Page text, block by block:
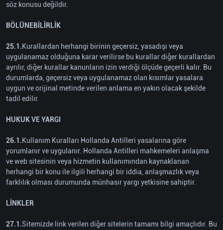
söz konusu değildir.
BÖLÜNEBİLİRLİK
25.1.Kurallardan herhangi birinin geçersiz, yasadışı veya
uygulanamaz olduğuna karar verilirse bu kurallar diğer kurallardan
ayrılır, diğer kurallar kanunların izin verdiği ölçüde geçerli kalır. Bu
durumlarda, geçersiz veya uygulanamaz olan kısımlar yasalara
uygun ve orijinal metinde verilen anlama en yakın olacak şekilde
tadil edilir.
HUKUK VE YARGI
26.1.Kullanım Kuralları Hollanda Antilleri yasalarına göre
yorumlanır ve uygulanır. Hollanda Antilleri mahkemeleri anlaşma
ve web sitesinin veya hizmetin kullanımından kaynaklanan
herhangi bir konu ile ilgili herhangi bir iddia, anlaşmazlık veya
farklılık olması durumunda münhasır yargı yetkisine sahiptir.
LİNKLER
27.1.Sitemizde link verilen diğer sitelerin tamamı bilgi amaçlıdır. Bu